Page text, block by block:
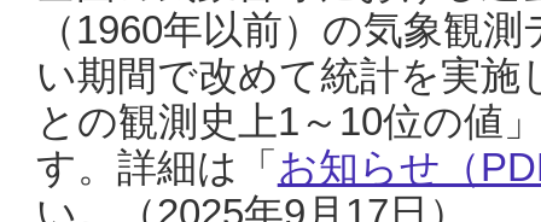
（1960年以前）の気象観
い期間で改めて統計を実
との観測史上1～10位の値
す。詳細は「 お知らせ（
い。（2025年9月17日）